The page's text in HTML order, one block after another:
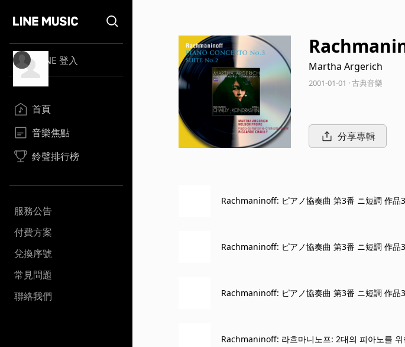
LINE 登入
首頁
音樂焦點
鈴聲排行榜
服務公告
付費方案
兌換序號
常見問題
聯絡我們
r 2 Pianos
Martha Argerich
2001-01-01 · 古典音樂
分享專輯
Rachmaninoff: ピアノ協奏曲 第3番 ニ短調 作
Rachmaninoff: ピアノ協奏曲 第3番 ニ短調 作
Rachmaninoff: ピアノ協奏曲 第3番 ニ短調 作
Rachmaninoff: 라흐마니노프: 2대의 피아노를